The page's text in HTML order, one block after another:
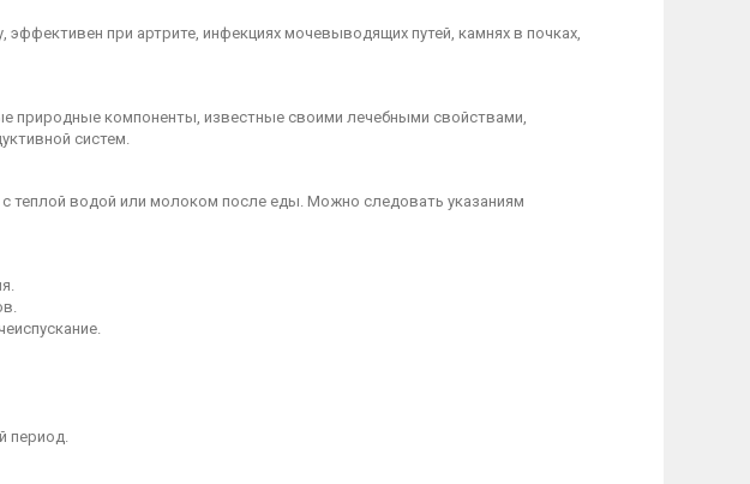
эффективен при артрите, инфекциях мочевыводящих путей, камнях в почках,
природные компоненты, известные своими лечебными свойствами,
систем.
теплой водой или молоком после еды. Можно следовать указаниям
период.